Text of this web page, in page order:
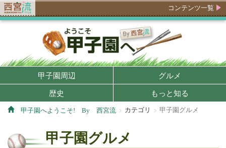
コンテンツ一覧
甲子園周辺
グルメ
歴史
もっと知る
甲子園へようこそ! By 西宮流 カテゴリ 甲子園グルメ
甲子園グルメ